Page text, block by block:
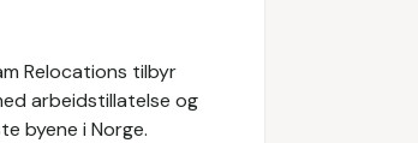
Relocations tilbyr
arbeidstillatelse og
byene i Norge.